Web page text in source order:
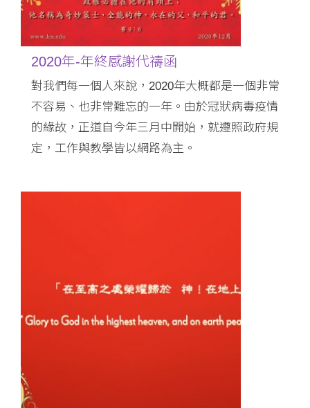
2020年-年終感謝代禱函
對我們每一個人來說，2020年大概都是一個非常
不容易、也非常難忘的一年。由於冠狀病毒疫情
的緣故，正道自今年三月中開始，就遵照政府規
定，工作與教學皆以網路為主。